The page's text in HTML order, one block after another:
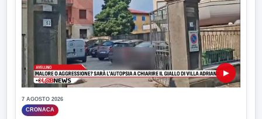
▶
7 AGOSTO 2026
CRONACA